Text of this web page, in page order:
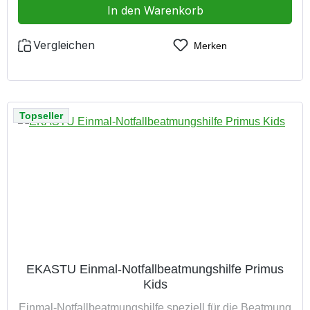
schafft eine hygienische Barriere; vermeidet einen
unmittelbaren Kontakt zwischen Ersthelfer und Patient
nur zum Einmalgebrauch geeignetMade in Germany
In den Warenkorb
Vergleichen Merken
Topseller
EKASTU Einmal-Notfallbeatmungshilfe Primus
Kids